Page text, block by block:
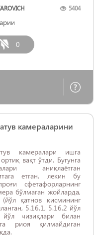
5404
0
камераларини
камералари ишга
вақт ўтди. Бугунга
аниқлаётган
етган, лекин бу
сфетафорларнинг
бўлмаган жойларда,
қатнов қисмининг
5.16.1, 5.16.2 йўл
чизиқлари билан
риоя қилмайдиган